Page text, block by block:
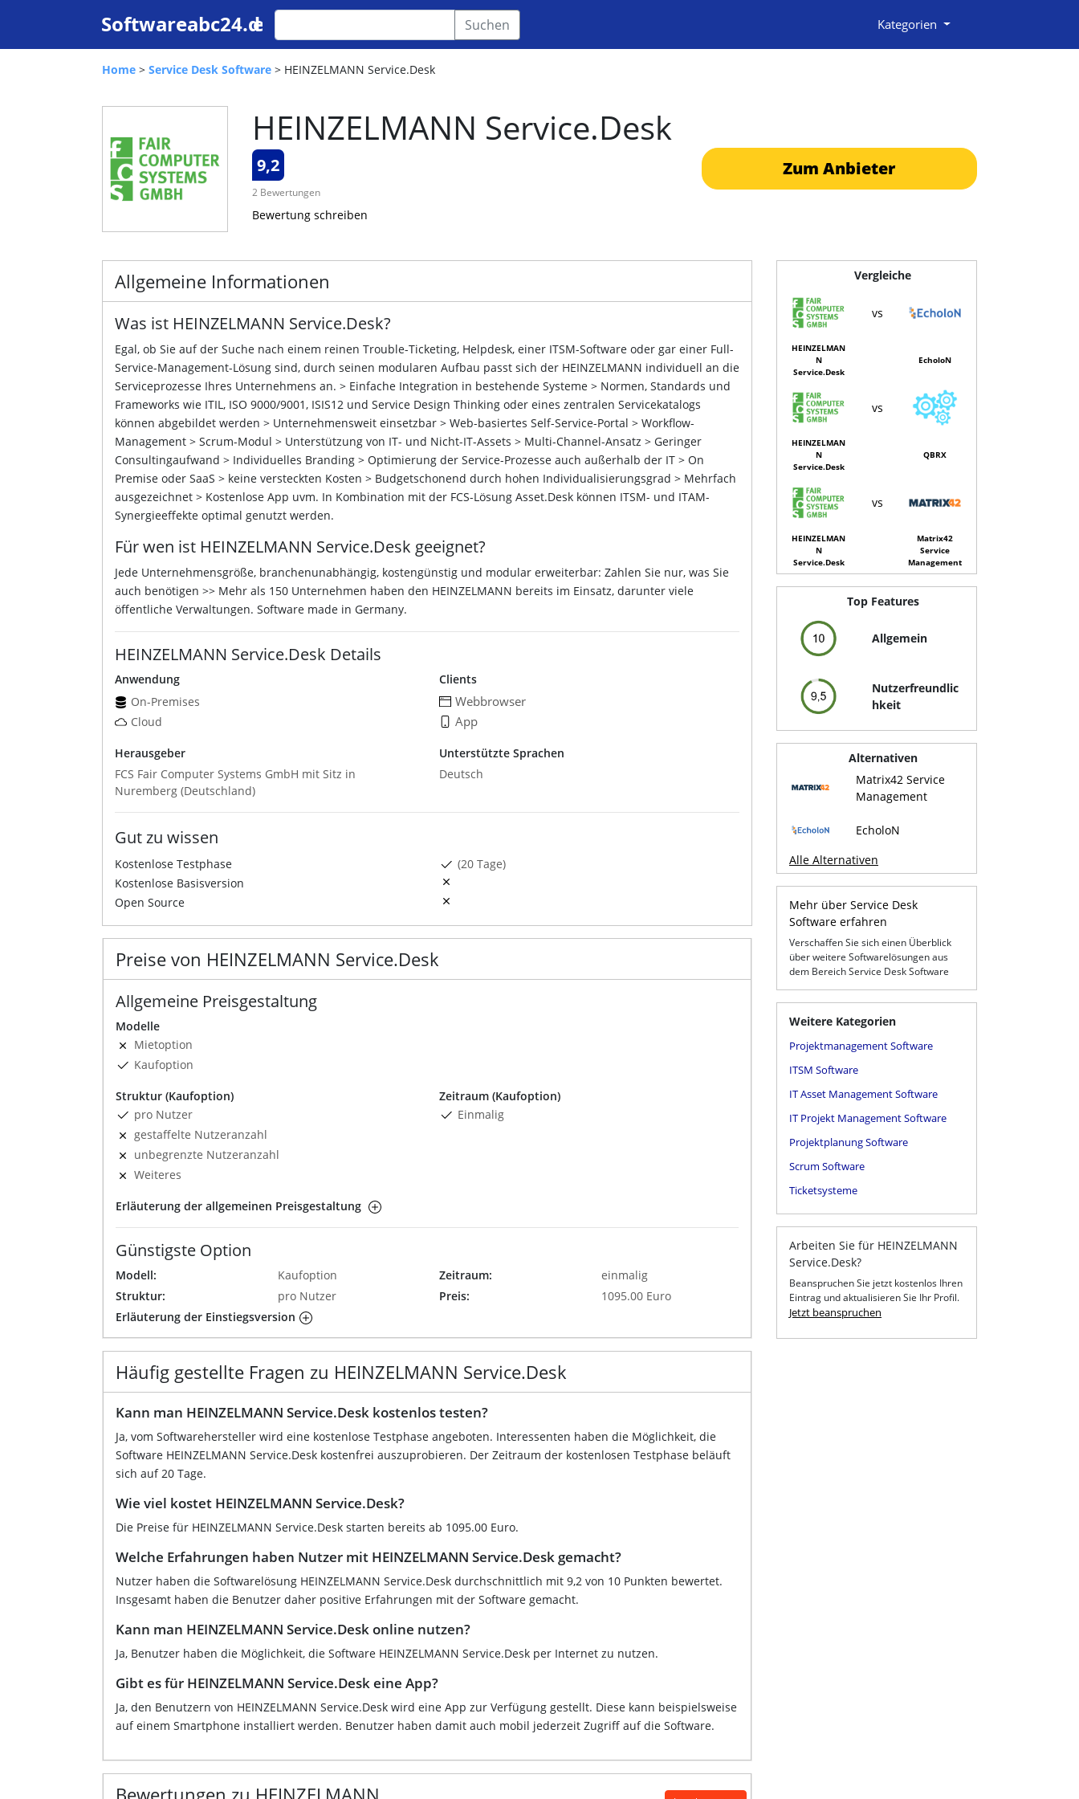
Suchen Kategorien
Home > Service Desk Software > HEINZELMANN Service.Desk
HEINZELMANN Service.Desk
9,2
2 Bewertungen
Bewertung schreiben
Zum Anbieter
Allgemeine Informationen
Was ist HEINZELMANN Service.Desk?
Egal, ob Sie auf der Suche nach einem reinen Trouble-Ticketing, Helpdesk, einer ITSM-Software oder gar einer Full-
Service-Management-Lösung sind, durch seinen modularen Aufbau passt sich der HEINZELMANN individuell an die
Serviceprozesse Ihres Unternehmens an. > Einfache Integration in bestehende Systeme > Normen, Standards und
Frameworks wie ITIL, ISO 9000/9001, ISIS12 und Service Design Thinking oder eines zentralen Servicekatalogs
können abgebildet werden > Unternehmensweit einsetzbar > Web-basiertes Self-Service-Portal > Workflow-
Management > Scrum-Modul > Unterstützung von IT- und Nicht-IT-Assets > Multi-Channel-Ansatz > Geringer
Consultingaufwand > Individuelles Branding > Optimierung der Service-Prozesse auch außerhalb der IT > On
Premise oder SaaS > keine versteckten Kosten > Budgetschonend durch hohen Individualisierungsgrad > Mehrfach
ausgezeichnet > Kostenlose App uvm. In Kombination mit der FCS-Lösung Asset.Desk können ITSM- und ITAM-
Synergieeffekte optimal genutzt werden.
Für wen ist HEINZELMANN Service.Desk geeignet?
Jede Unternehmensgröße, branchenunabhängig, kostengünstig und modular erweiterbar: Zahlen Sie nur, was Sie
auch benötigen >> Mehr als 150 Unternehmen haben den HEINZELMANN bereits im Einsatz, darunter viele
öffentliche Verwaltungen. Software made in Germany.
HEINZELMANN Service.Desk Details
Anwendung
On-Premises
Cloud
Clients
Webbrowser
App
Herausgeber
FCS Fair Computer Systems GmbH mit Sitz in
Nuremberg (Deutschland)
Unterstützte Sprachen
Deutsch
Gut zu wissen
Kostenlose Testphase
(20 Tage)
Kostenlose Basisversion
Open Source
Preise von HEINZELMANN Service.Desk
Allgemeine Preisgestaltung
Modelle
Mietoption
Kaufoption
Struktur (Kaufoption)
pro Nutzer
gestaffelte Nutzeranzahl
unbegrenzte Nutzeranzahl
Weiteres
Zeitraum (Kaufoption)
Einmalig
Erläuterung der allgemeinen Preisgestaltung
Günstigste Option
Modell: Kaufoption Zeitraum:
einmalig
Struktur:
pro Nutzer Preis:
1095.00 Euro
Erläuterung der Einstiegsversion
Häufig gestellte Fragen zu HEINZELMANN Service.Desk
Kann man HEINZELMANN Service.Desk kostenlos testen?
Ja, vom Softwarehersteller wird eine kostenlose Testphase angeboten. Interessenten haben die Möglichkeit, die
Software HEINZELMANN Service.Desk kostenfrei auszuprobieren. Der Zeitraum der kostenlosen Testphase beläuft
sich auf 20 Tage.
Wie viel kostet HEINZELMANN Service.Desk?
Die Preise für HEINZELMANN Service.Desk starten bereits ab 1095.00 Euro.
Welche Erfahrungen haben Nutzer mit HEINZELMANN Service.Desk gemacht?
Nutzer haben die Softwarelösung HEINZELMANN Service.Desk durchschnittlich mit 9,2 von 10 Punkten bewertet.
Insgesamt haben die Benutzer daher positive Erfahrungen mit der Software gemacht.
Kann man HEINZELMANN Service.Desk online nutzen?
Ja, Benutzer haben die Möglichkeit, die Software HEINZELMANN Service.Desk per Internet zu nutzen.
Gibt es für HEINZELMANN Service.Desk eine App?
Ja, den Benutzern von HEINZELMANN Service.Desk wird eine App zur Verfügung gestellt. Diese kann beispielsweise
auf einem Smartphone installiert werden. Benutzer haben damit auch mobil jederzeit Zugriff auf die Software.
Bewertungen zu HEINZELMANN
Vergleiche
vs
HEINZELMAN
N
Service.Desk
EcholoN
vs
HEINZELMAN
N
Service.Desk
QBRX
vs
HEINZELMAN
N
Service.Desk
Matrix42
Service
Management
Top Features
Allgemein
Nutzerfreundlic
hkeit
Alternativen
Matrix42 Service
Management
EcholoN
Alle Alternativen
Mehr über Service Desk
Software erfahren
Verschaffen Sie sich einen Überblick
über weitere Softwarelösungen aus
dem Bereich Service Desk Software
Weitere Kategorien
Projektmanagement Software
ITSM Software
IT Asset Management Software
IT Projekt Management Software
Projektplanung Software
Scrum Software
Ticketsysteme
Arbeiten Sie für HEINZELMANN
Service.Desk?
Beanspruchen Sie jetzt kostenlos Ihren
Eintrag und aktualisieren Sie Ihr Profil.
Jetzt beanspruchen